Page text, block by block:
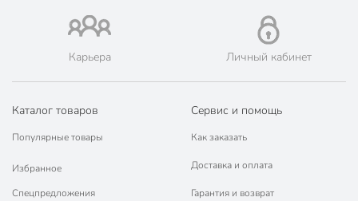
Карьера Личный кабинет
Каталог товаров
Популярные товары
Избранное
Спецпредложения
Сервис и помощь
Как заказать
Доставка и оплата
Гарантия и возврат